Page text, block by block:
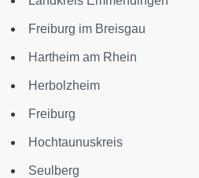
Freiburg im Breisgau
Hartheim am Rhein
Herbolzheim
Freiburg
Hochtaunuskreis
Seulberg